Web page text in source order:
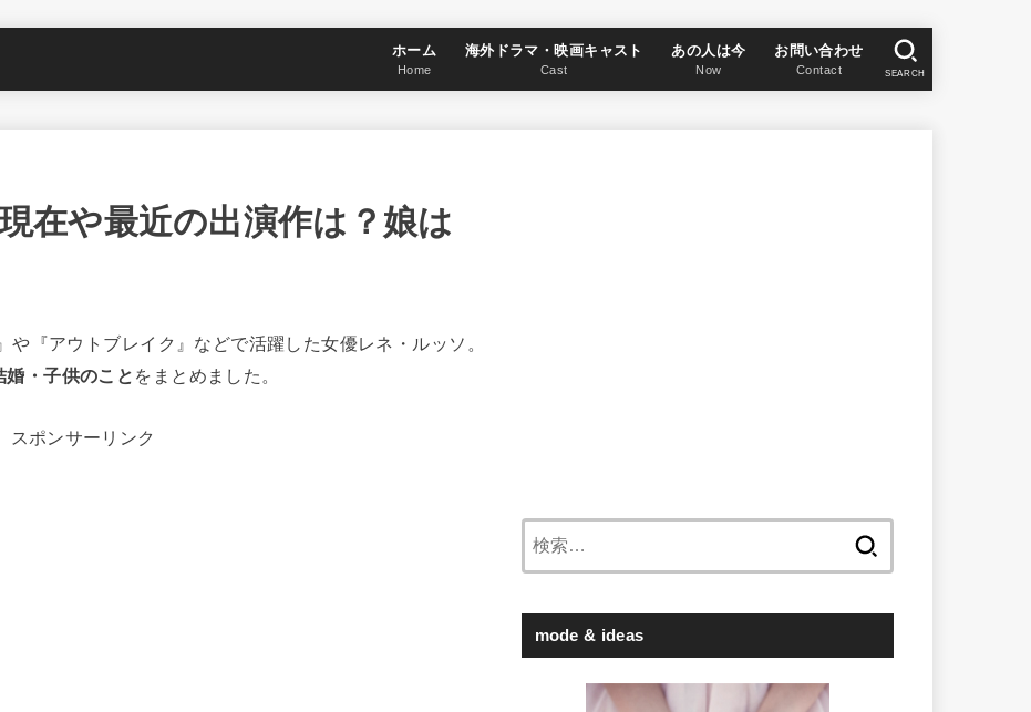
ホーム
Home
海外ドラマ・映画キャスト
Cast
あの人は今
Now
お問い合わせ
Contact SEARCH
在や最近の出演作は？娘は
『アウトブレイク』などで活躍した女優レネ・ルッソ。
・子供のこと をまとめました。
スポンサーリンク
mode & ideas